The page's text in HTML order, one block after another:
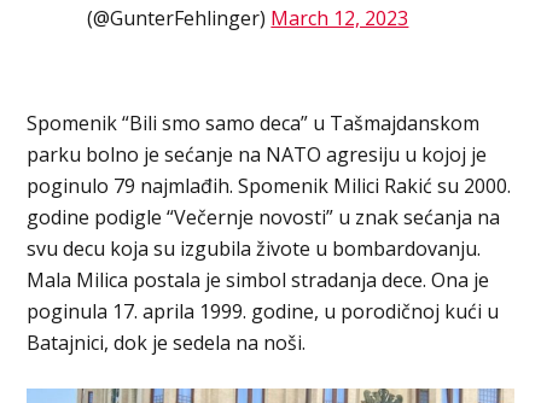
(@GunterFehlinger) March 12, 2023
Spomenik “Bili smo samo deca” u Tašmajdanskom
parku bolno je sećanje na NATO agresiju u kojoj je
poginulo 79 najmlađih. Spomenik Milici Rakić su 2000.
godine podigle “Večernje novosti” u znak sećanja na
svu decu koja su izgubila živote u bombardovanju.
Mala Milica postala je simbol stradanja dece. Ona je
poginula 17. aprila 1999. godine, u porodičnoj kući u
Batajnici, dok je sedela na noši.